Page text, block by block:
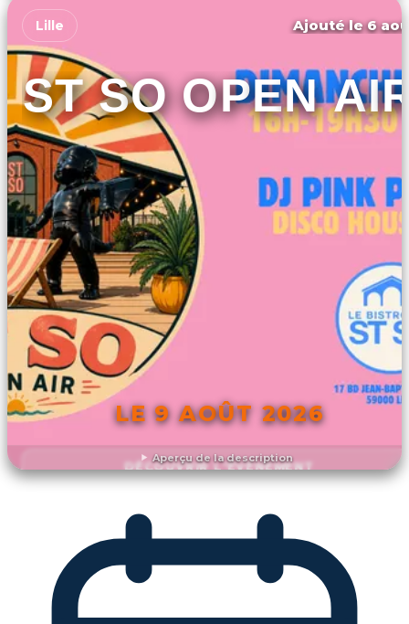
Aperçu de la description
Lille Ajouté le 6
ST SO OPEN
LE 9 AOÛT 2026
DÉCOUVRIR L'ÉVÉNEMENT